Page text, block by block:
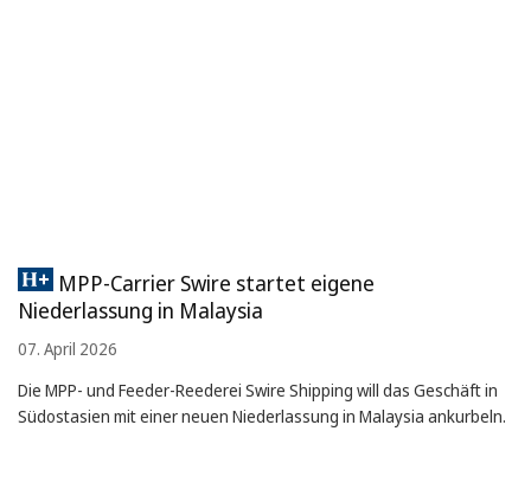
MPP-Carrier Swire startet eigene
Niederlassung in Malaysia
07. April 2026
Die MPP- und Feeder-Reederei Swire Shipping will das Geschäft in
Südostasien mit einer neuen Niederlassung in Malaysia ankurbeln.